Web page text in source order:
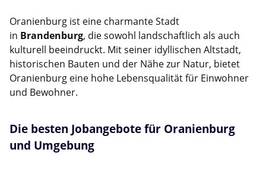
Oranienburg ist eine charmante Stadt
in Brandenburg, die sowohl landschaftlich als auch
kulturell beeindruckt. Mit seiner idyllischen Altstadt,
historischen Bauten und der Nähe zur Natur, bietet
Oranienburg eine hohe Lebensqualität für Einwohner
und Bewohner.
Die besten Jobangebote für Oranienburg
und Umgebung